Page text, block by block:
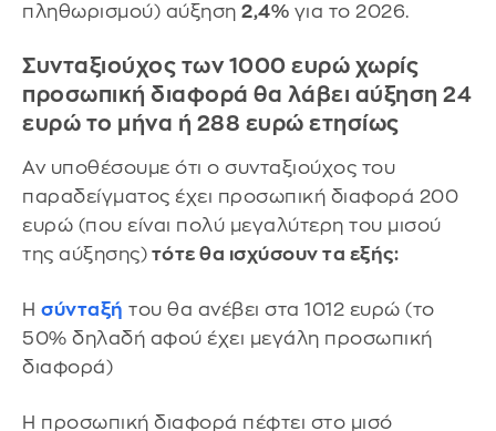
πληθωρισμού) αύξηση 2,4% για το 2026.
Συνταξιούχος των 1000 ευρώ χωρίς
προσωπική διαφορά θα λάβει αύξηση 24
ευρώ το μήνα ή 288 ευρώ ετησίως
Αν υποθέσουμε ότι ο συνταξιούχος του
παραδείγματος έχει προσωπική διαφορά 200
ευρώ (που είναι πολύ μεγαλύτερη του μισού
της αύξησης) τότε θα ισχύσουν τα εξής:
Η σύνταξή του θα ανέβει στα 1012 ευρώ (το
50% δηλαδή αφού έχει μεγάλη προσωπική
διαφορά)
Η προσωπική διαφορά πέφτει στο μισό